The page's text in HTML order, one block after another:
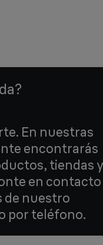
En nuestras
encontrarás
tiendas y
en contacto
de nuestro
por teléfono.